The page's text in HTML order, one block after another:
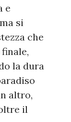
e
si
che
la dura
altro,
il